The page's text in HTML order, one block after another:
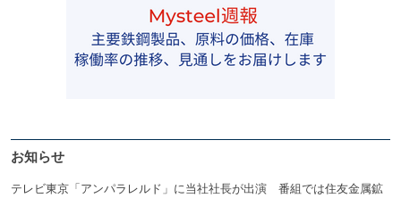
お知らせ
テレビ東京「アンパラレルド」に当社社長が出演 番組では住友金属鉱